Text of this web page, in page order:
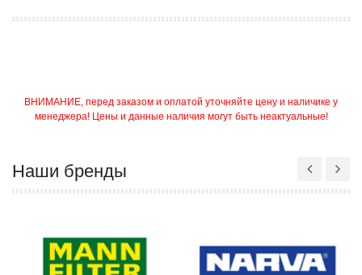
ВНИМАНИЕ, перед заказом и оплатой уточняйте цену и наличике у
менеджера! Цены и данные наличия могут быть неактуальные!
Наши бренды